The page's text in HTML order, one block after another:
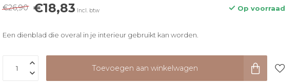
€26,90 €18,83 Incl. btw Op voorraad
Een dienblad die overal in je interieur gebruikt kan worden.
Toevoegen aan winkelwagen